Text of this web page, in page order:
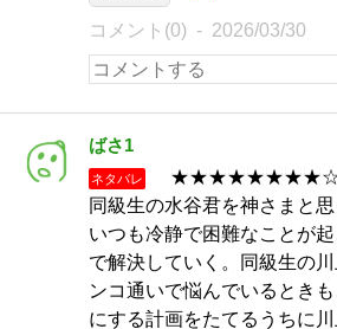
コメント(0) 2026/03/30
ばさ1
ネタバレ
★★★★★★★★☆☆
同級生の水谷君を神さまと
いつも冷静で困難なことが
で解決していく。同級生の
ンコ通いで悩んでいるとき
にする計画をたてるうちに